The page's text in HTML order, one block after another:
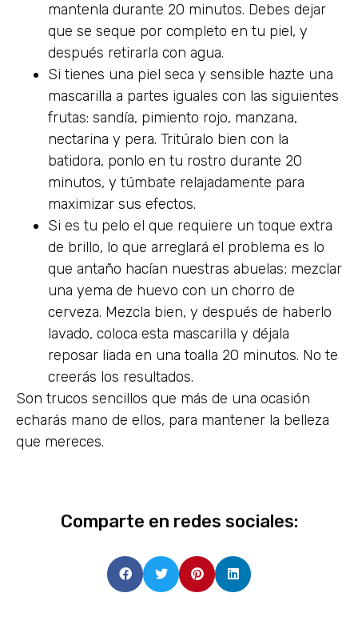
mantenla durante 20 minutos. Debes dejar
que se seque por completo en tu piel, y
después retirarla con agua.
Si tienes una piel seca y sensible hazte una
mascarilla a partes iguales con las siguientes
frutas: sandía, pimiento rojo, manzana,
nectarina y pera. Tritúralo bien con la
batidora, ponlo en tu rostro durante 20
minutos, y túmbate relajadamente para
maximizar sus efectos.
Si es tu pelo el que requiere un toque extra
de brillo, lo que arreglará el problema es lo
que antaño hacían nuestras abuelas; mezclar
una yema de huevo con un chorro de
cerveza. Mezcla bien, y después de haberlo
lavado, coloca esta mascarilla y déjala
reposar liada en una toalla 20 minutos. No te
creerás los resultados.
Son trucos sencillos que más de una ocasión
echarás mano de ellos, para mantener la belleza
que mereces.
Comparte en redes sociales: